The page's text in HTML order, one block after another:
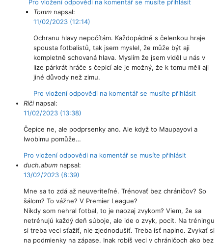
Pro vložení odpovědi na komentář se musíte přihlásit
Tomm napsal:
11/02/2023 (12:14)
Ochranu hlavy nepočítám. Každopádně s čelenkou hraje
spousta fotbalistů, tak jsem myslel, že může být aji
kompletně schovaná hlava. Myslím že jsem viděl u nás v
lize párkrát hráče s čepicí ale je možný, že k tomu měli aji
jiné důvody než zimu.
Pro vložení odpovědi na komentář se musíte přihlásit
Riči napsal:
11/02/2023 (13:38)
Čepice ne, ale podprsenky ano. Ale když to Maupayovi a
Iwobimu pomůže…
Pro vložení odpovědi na komentář se musíte přihlásit
duch.abum napsal:
13/02/2023 (8:39)
Mne sa to zdá až neuveriteľné. Trénovať bez chráničov? So
šálom? To vážne? V Premier League?
Nikdy som nehral fotbal, to je naozaj zvykom? Viem, že sa
netrénujú každý deň súboje, ale ide o zvyk, pocit. Na tréningu
si treba veci sťažiť, nie zjednodušiť. Treba ísť naplno. Zvykať si
na podmienky na zápase. Inak robíš veci v chráničoch ako bez